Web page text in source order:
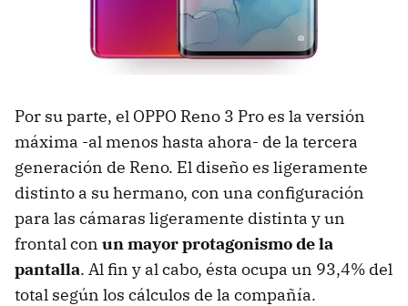
Por su parte, el OPPO Reno 3 Pro es la versión
máxima -al menos hasta ahora- de la tercera
generación de Reno. El diseño es ligeramente
distinto a su hermano, con una configuración
para las cámaras ligeramente distinta y un
frontal con un mayor protagonismo de la
pantalla. Al fin y al cabo, ésta ocupa un 93,4% del
total según los cálculos de la compañía.